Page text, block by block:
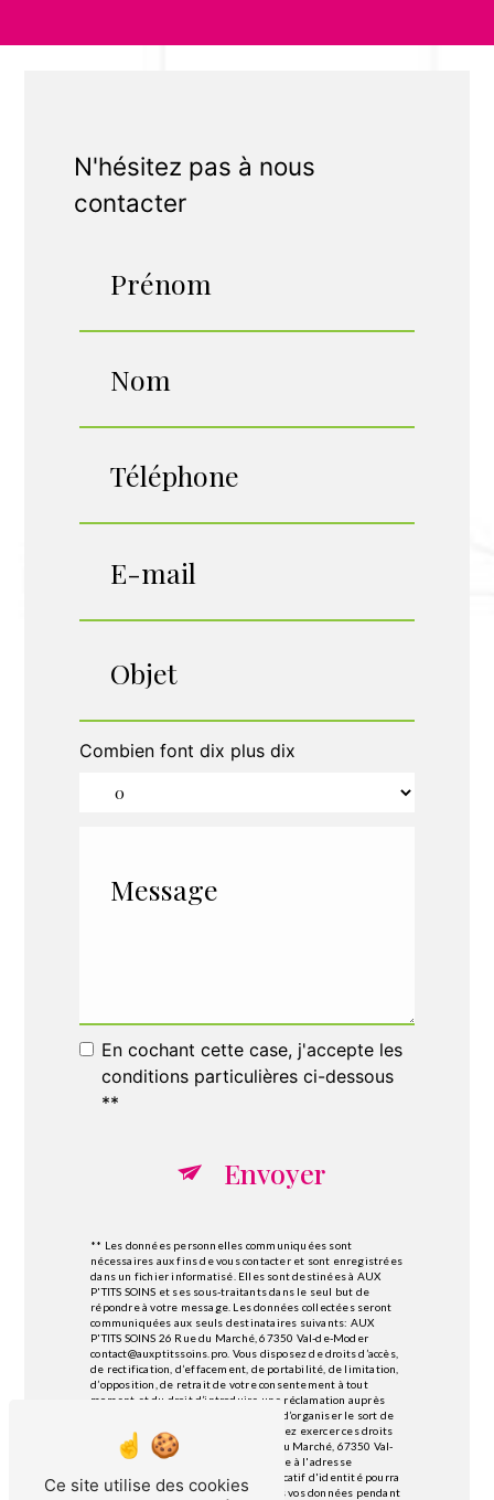
N'hésitez pas à nous
contacter
Combien font dix plus dix
En cochant cette case, j'accepte les
conditions particulières ci-dessous
**
Envoyer
** Les données personnelles communiquées sont
nécessaires aux fins de vous contacter et sont enregistrées
dans un fichier informatisé. Elles sont destinées à AUX
P'TITS SOINS et ses sous-traitants dans le seul but de
répondre à votre message. Les données collectées seront
communiquées aux seuls destinataires suivants: AUX
P'TITS SOINS 26 Rue du Marché, 67350 Val-de-Moder
contact@auxptitssoins.pro. Vous disposez de droits d’accès,
de rectification, d’effacement, de portabilité, de limitation,
d’opposition, de retrait de votre consentement à tout
moment et du droit d’introduire une réclamation auprès
d’une autorité de contrôle, ainsi que d’organiser le sort de
vos données post-mortem. Vous pouvez exercer ces droits
par voie postale à l'adresse 26 Rue du Marché, 67350 Val-
de-Moder ou par courrier électronique à l'adresse
contact@auxptitssoins.pro. Un justificatif d'identité pourra
vous être demandé. Nous conservons vos données pendant
Ce site utilise des cookies